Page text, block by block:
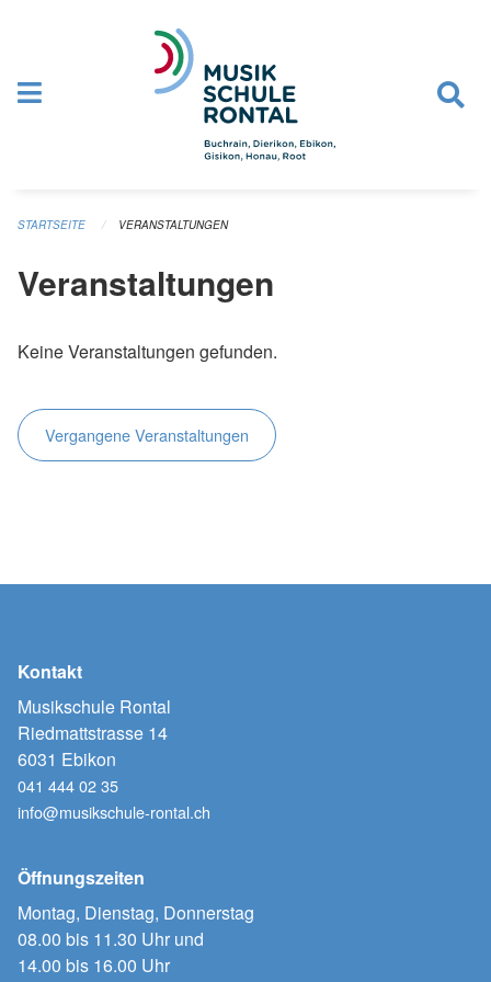
STARTSEITE VERANSTALTUNGEN
Veranstaltungen
Keine Veranstaltungen gefunden.
Vergangene Veranstaltungen
Kontakt
Musikschule Rontal
Riedmattstrasse 14
6031 Ebikon
041 444 02 35
info@musikschule-rontal.ch
Öffnungszeiten
Montag, Dienstag, Donnerstag
08.00 bis 11.30 Uhr und
14.00 bis 16.00 Uhr